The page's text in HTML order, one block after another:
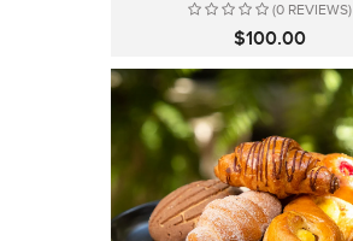
(0 REVIEWS)
$100.00